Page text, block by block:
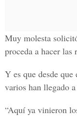
Muy molesta
proceda a hacer las
Y es que desde que
varios han llegado
“Aquí ya vinieron